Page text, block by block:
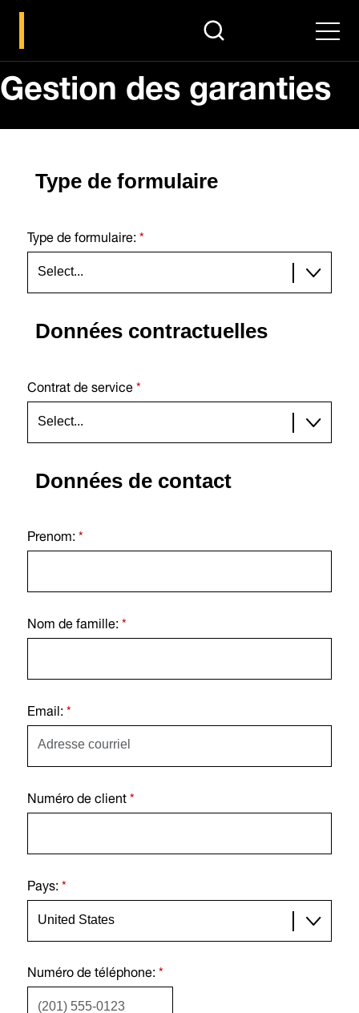
search Menu
Gestion des garanties
Type de formulaire
*
Type de formulaire:
Données contractuelles
*
Contrat de service
Données de contact
*
Prenom:
*
Nom de famille:
*
Email:
*
Numéro de client
*
Pays:
*
Numéro de téléphone: